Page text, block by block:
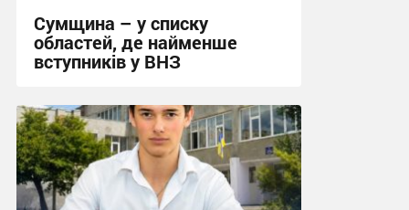
Сумщина – у списку
областей, де найменше
вступників у ВНЗ
09:17, 29.07.2026